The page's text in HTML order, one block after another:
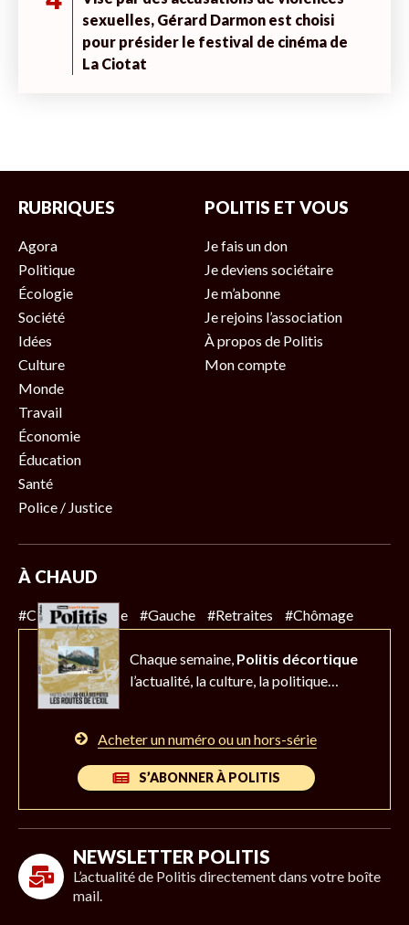
sexuelles, Gérard Darmon est choisi
pour présider le festival de cinéma de
La Ciotat
RUBRIQUES
Agora
Politique
Écologie
Société
Idées
Culture
Monde
Travail
Économie
Éducation
Santé
Police / Justice
POLITIS ET VOUS
Je fais un don
Je deviens sociétaire
Je m’abonne
Je rejoins l’association
À propos de Politis
Mon compte
À CHAUD
#Climat #Police #Gauche #Retraites #Chômage
Chaque semaine, Politis décortique
l’actualité, la culture, la politique…
Acheter un numéro ou un hors-série
S’ABONNER À POLITIS
NEWSLETTER POLITIS
L’actualité de Politis directement dans votre boîte
mail.